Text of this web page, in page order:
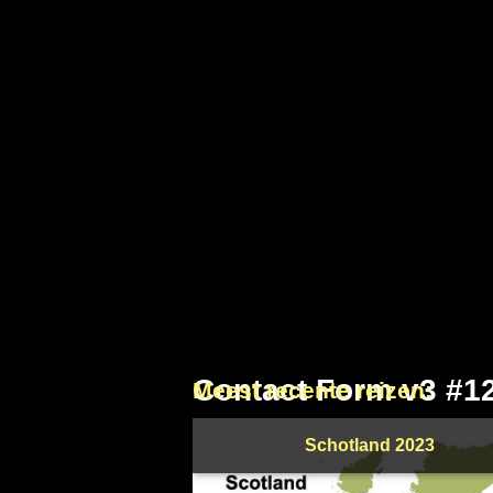
Contact Form v3
Meest recente reizen:
Schotland 2023